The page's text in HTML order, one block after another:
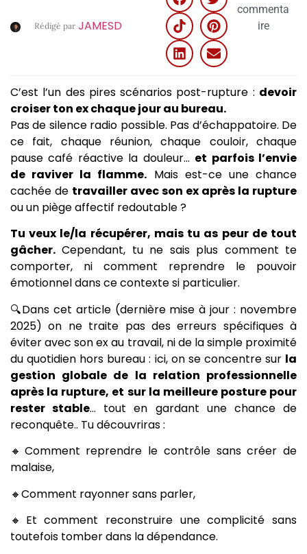
Rédigé par JAMESD
commenta
ire
C’est l’un des pires scénarios post-rupture : devoir
croiser ton ex chaque jour au bureau.
Pas de silence radio possible. Pas d’échappatoire. De
ce fait, chaque réunion, chaque couloir, chaque
pause café réactive la douleur… et parfois l’envie
de raviver la flamme. Mais est-ce une chance
cachée de travailler avec son ex après la rupture
ou un piège affectif redoutable ?
Tu veux le/la récupérer, mais tu as peur de tout
gâcher. Cependant, tu ne sais plus comment te
comporter, ni comment reprendre le pouvoir
émotionnel dans ce contexte si particulier.
🔍Dans cet article (dernière mise à jour : novembre
2025) on ne traite pas des erreurs spécifiques à
éviter avec son ex au travail, ni de la simple proximité
du quotidien hors bureau : ici, on se concentre sur la
gestion globale de la relation professionnelle
après la rupture, et sur la meilleure posture pour
rester stable… tout en gardant une chance de
reconquête.. Tu découvriras :
🔸Comment reprendre le contrôle sans créer de
malaise,
🔸Comment rayonner sans parler,
🔸Et comment reconstruire une complicité sans
toutefois tomber dans la dépendance.